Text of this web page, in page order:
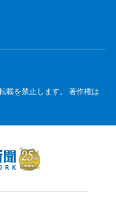
載を禁止します。 著作権は